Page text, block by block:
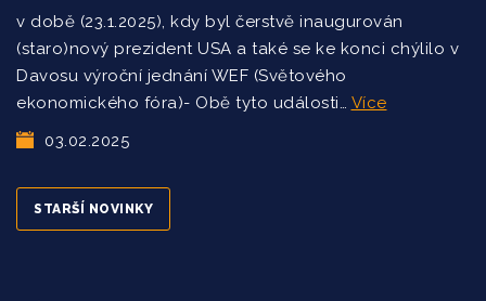
v době (23.1.2025), kdy byl čerstvě inaugurován
(staro)nový prezident USA a také se ke konci chýlilo v
Davosu výroční jednání WEF (Světového
ekonomického fóra)- Obě tyto události… Více
03.02.2025
STARŠÍ NOVINKY